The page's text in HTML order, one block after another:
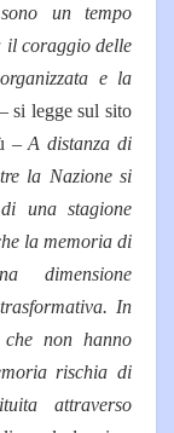
un tempo
il coraggio delle
e la
– si legge sul sito
–A distanza di
la Nazione si
una stagione
la memoria di
In
non hanno
rischia di
attraverso